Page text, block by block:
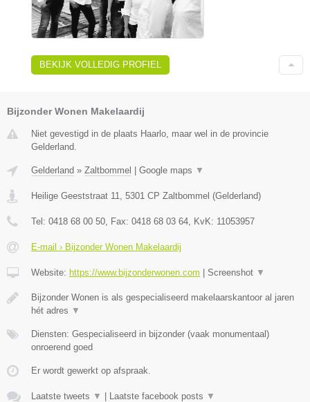
BEKIJK VOLLEDIG PROFIEL
Bijzonder Wonen Makelaardij
Niet gevestigd in de plaats Haarlo, maar wel in de provincie
Gelderland.
Gelderland » Zaltbommel | Google maps ▼
Heilige Geeststraat 11 5301 CP Zaltbommel (Gelderland)
Tel: 0418 68 00 50 , Fax: 0418 68 03 64 , KvK: 11053957
E-mail › Bijzonder Wonen Makelaardij
Website: https://www.bijzonderwonen.com | Screenshot ▼
Bijzonder Wonen is als gespecialiseerd makelaarskantoor al jaren
hét adres ▼
Diensten: Gespecialiseerd in bijzonder (vaak monumentaal)
onroerend goed
Er wordt gewerkt op afspraak.
Laatste tweets ▼ | Laatste facebook posts ▼